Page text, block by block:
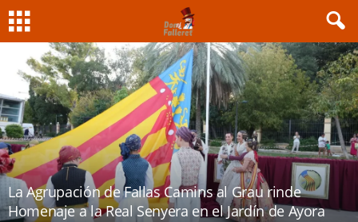
La Agrupación de Fallas Camins al Grau rinde
Homenaje a la Real Senyera en el Jardín de Ayora